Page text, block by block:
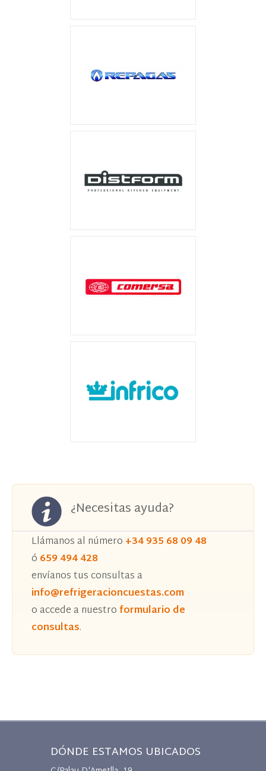
¿Necesitas ayuda?
Llámanos al número +34 935 68 09 48
ó 659 494 428
envíanos tus consultas a
info@refrigeracioncuestas.com
o accede a nuestroformulario de
consultas.
DÓNDE ESTAMOS UBICADOS